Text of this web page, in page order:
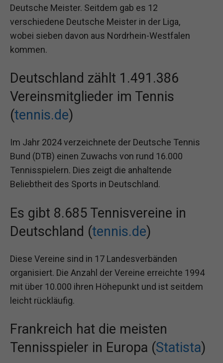
Deutsche Meister. Seitdem gab es 12
verschiedene Deutsche Meister in der Liga,
wobei sieben davon aus Nordrhein-Westfalen
kommen.
Deutschland zählt 1.491.386
Vereinsmitglieder im Tennis
(tennis.de)
Im Jahr 2024 verzeichnete der Deutsche Tennis
Bund (DTB) einen Zuwachs von rund 16.000
Tennisspielern. Dies zeigt die anhaltende
Beliebtheit des Sports in Deutschland.
Es gibt 8.685 Tennisvereine in
Deutschland (tennis.de)
Diese Vereine sind in 17 Landesverbänden
organisiert. Die Anzahl der Vereine erreichte 1994
mit über 10.000 ihren Höhepunkt und ist seitdem
leicht rückläufig.
Frankreich hat die meisten
Tennisspieler in Europa (Statista)